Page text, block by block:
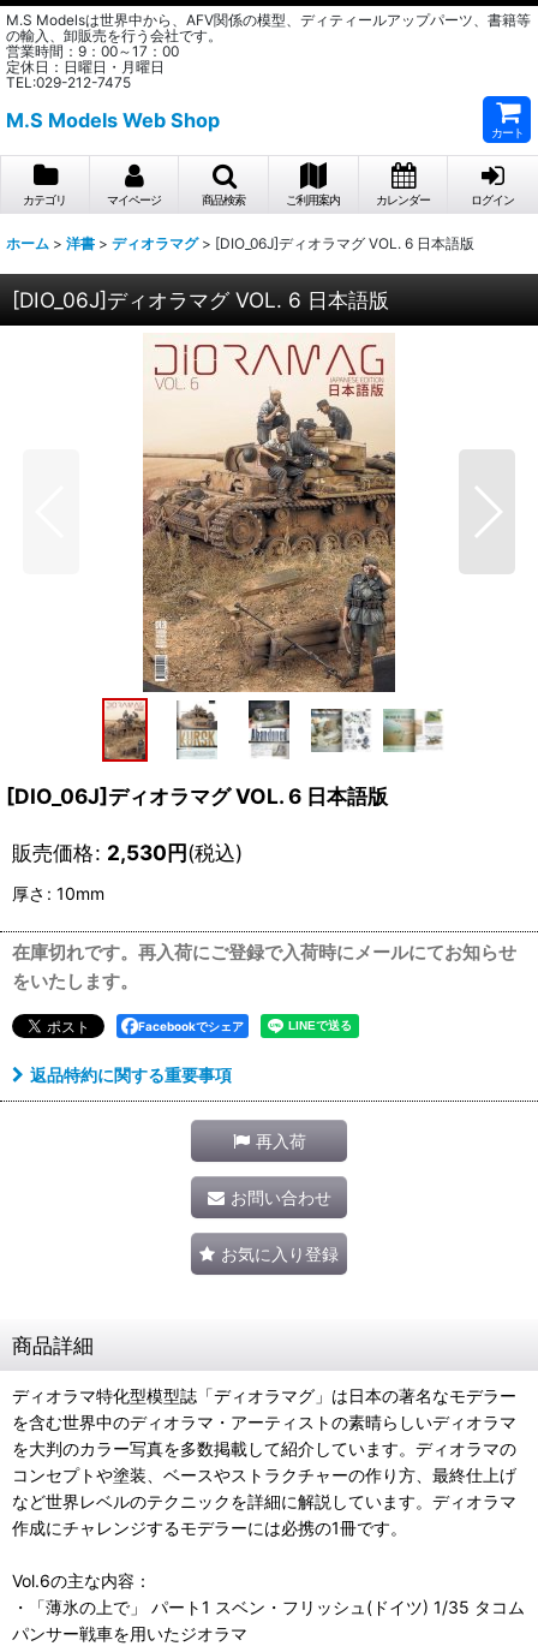
M.S Modelsは世界中から、AFV関係の模型、ディティールアップパーツ、書籍等
の輸入、卸販売を行う会社です。
営業時間：9：00～17：00
定休日：日曜日・月曜日
TEL:029-212-7475
M.S Models Web Shop
カート
カテゴリ マイページ 商品検索 ご利用案内 カレンダー ログイン
ホーム > 洋書 > ディオラマグ > [DIO_06J]ディオラマグ VOL. 6 日本語版
[DIO_06J]ディオラマグ VOL. 6 日本語版
[DIO_06J]ディオラマグ VOL. 6 日本語版
販売価格: 2,530円(税込)
厚さ : 10mm
在庫切れです。再入荷にご登録で入荷時にメールにてお知らせ
をいたします。
Facebookでシェア
返品特約に関する重要事項
再入荷
お問い合わせ
お気に入り登録
商品詳細
ディオラマ特化型模型誌「ディオラマグ」は日本の著名なモデラー
を含む世界中のディオラマ・アーティストの素晴らしいディオラマ
を大判のカラー写真を多数掲載して紹介しています。ディオラマの
コンセプトや塗装、ベースやストラクチャーの作り方、最終仕上げ
など世界レベルのテクニックを詳細に解説しています。ディオラマ
作成にチャレンジするモデラーには必携の1冊です。
Vol.6の主な内容：
・「薄氷の上で」 パート1 スベン・フリッシュ(ドイツ) 1/35 タコム
パンサー戦車を用いたジオラマ